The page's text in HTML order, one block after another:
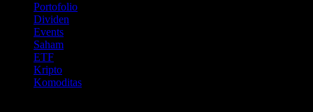
Portofolio
Dividen
Events
Saham
ETF
Kripto
Komoditas